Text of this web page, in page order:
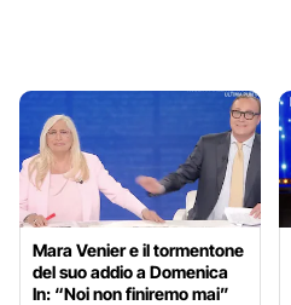
Mara Venier e il tormentone
del suo addio a Domenica
In: “Noi non finiremo mai”